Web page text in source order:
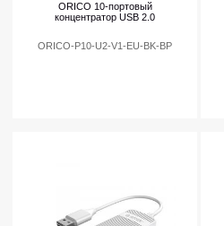
ORICO 10-портовый
концентратор USB 2.0
ORICO-P10-U2-V1-EU-BK-BP